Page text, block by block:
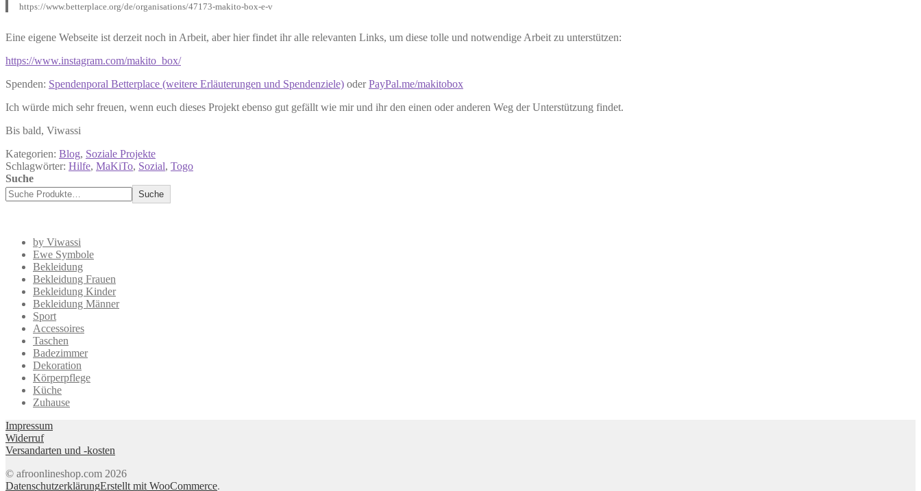
https://www.betterplace.org/de/organisations/47173-makito-box-e-v
Eine eigene Webseite ist derzeit noch in Arbeit, aber hier findet ihr alle relevanten Links, um diese tolle und notwendige Arbeit zu unterstützen:
https://www.instagram.com/makito_box/
Spenden: Spendenporal Betterplace (weitere Erläuterungen und Spendenziele) oderPayPal.me/makitobox
Ich würde mich sehr freuen, wenn euch dieses Projekt ebenso gut gefällt wie mir und ihr den einen oder anderen Weg der Unterstützung findet.
Bis bald, Viwassi
Kategorien: Blog, Soziale Projekte
Schlagwörter: Hilfe, MaKiTo, Sozial, Togo
Suche
Suche
by Viwassi
Ewe Symbole
Bekleidung
Bekleidung Frauen
Bekleidung Kinder
Bekleidung Männer
Sport
Accessoires
Taschen
Badezimmer
Dekoration
Körperpflege
Küche
Zuhause
Impressum
Widerruf
Versandarten und -kosten
© afroonlineshop.com 2026
DatenschutzerklärungErstellt mit WooCommerce.